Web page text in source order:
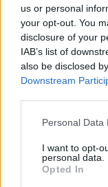
us or personal
your opt-out. You
disclosure of your
IAB’s list of
also be disclosed
Downstream
Personal Data
I want to opt-
personal data.
Opted In
Susiję